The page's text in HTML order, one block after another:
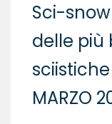
Sci-
delle più
MARZO